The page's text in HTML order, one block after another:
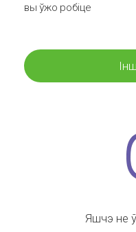
вы ўжо робіце
Яшчэ не